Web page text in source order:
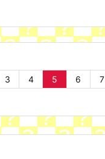
3 4 5 6 7